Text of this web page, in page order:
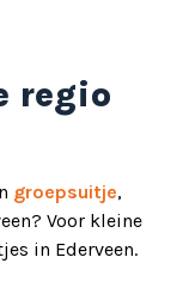
regio
groepsuitje,
Voor kleine
in Ederveen.